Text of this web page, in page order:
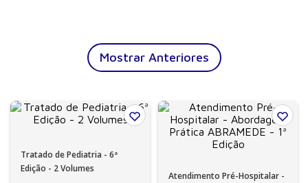
Mostrar Anteriores
Tratado de Pediatria - 6ª
Edição - 2 Volumes
Atendimento Pré-Hospitalar -